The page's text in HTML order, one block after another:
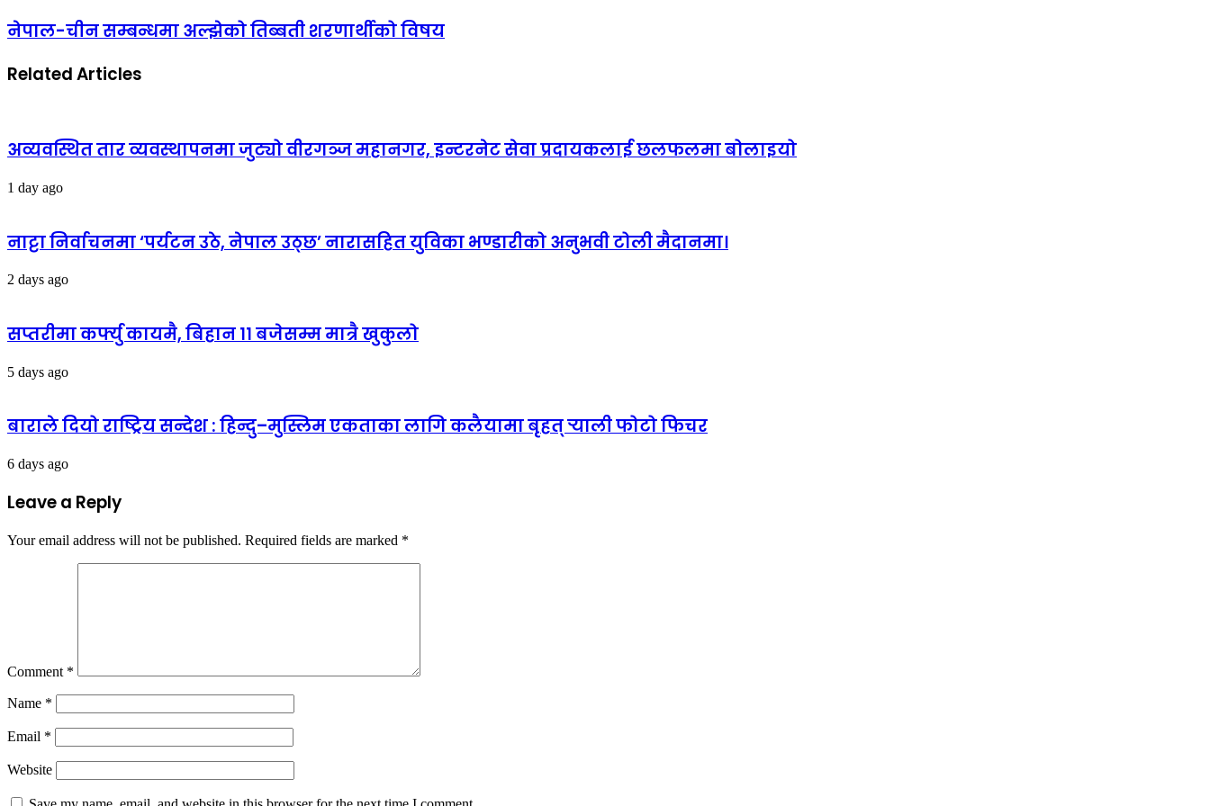
नेपाल-चीन सम्बन्धमा अल्झेको तिब्बती शरणार्थीको विषय
Related Articles
अव्यवस्थित तार व्यवस्थापनमा जुट्यो वीरगञ्ज महानगर, इन्टरनेट सेवा प्रदायकलाई छलफलमा बोलाइयो
1 day ago
नाट्टा निर्वाचनमा ‘पर्यटन उठे, नेपाल उठ्छ’ नारासहित युविका भण्डारीको अनुभवी टोली मैदानमा।
2 days ago
सप्तरीमा कर्फ्यु कायमै, बिहान ११ बजेसम्म मात्रै खुकुलो
5 days ago
बाराले दियो राष्ट्रिय सन्देश : हिन्दु–मुस्लिम एकताका लागि कलैयामा बृहत् र्‍याली फोटो फिचर
6 days ago
Leave a Reply
Your email address will not be published. Required fields are marked *
Comment *
Name *
Email *
Website